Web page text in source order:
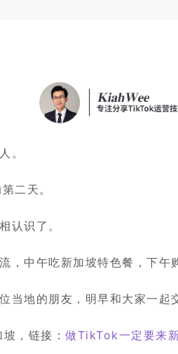
。
二天。
认识了。
，中午吃新加坡特色餐，下午
当地的朋友，明早和大家一起
，链接： 做TikTok一定要来